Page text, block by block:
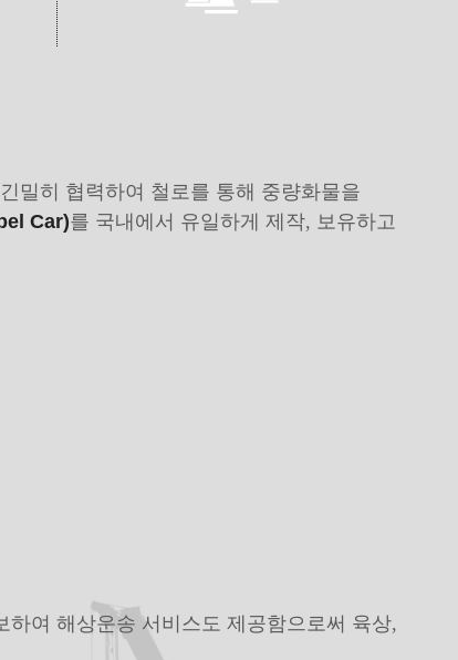
밀히 협력하여 철로를 통해 중량화물을
Car)를 국내에서 유일하게 제작, 보유하고
하여 해상운송 서비스도 제공함으로써 육상,